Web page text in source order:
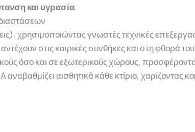
και υγρασία.
χρησιμοποιώντας γνωστές τεχνικές
στις καιρικές συνθήκες και στη φθορά
όσο και σε εξωτερικούς χώρους,
αισθητικά κάθε κτίριο, χαρίζοντας